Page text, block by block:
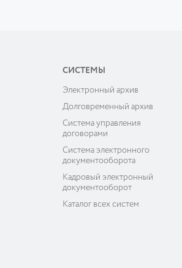
СИСТЕМЫ
Электронный архив
Долговременный архив
Система управления
договорами
Система электронного
документооборота
Кадровый электронный
документооборот
Каталог всех систем